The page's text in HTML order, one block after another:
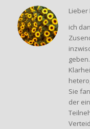
Lieber
ich
Sie
der